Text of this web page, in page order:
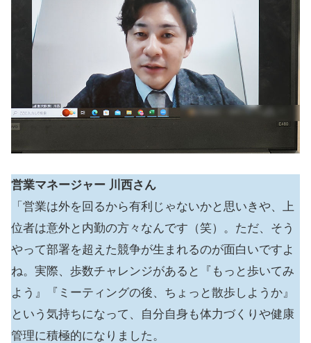
営業マネージャー 川西さん
「営業は外を回るから有利じゃないかと思いきや、上
位者は意外と内勤の方々なんです（笑）。ただ、そう
やって部署を超えた競争が生まれるのが面白いですよ
ね。実際、歩数チャレンジがあると『もっと歩いてみ
よう』『ミーティングの後、ちょっと散歩しようか』
という気持ちになって、自分自身も体力づくりや健康
管理に積極的になりました。